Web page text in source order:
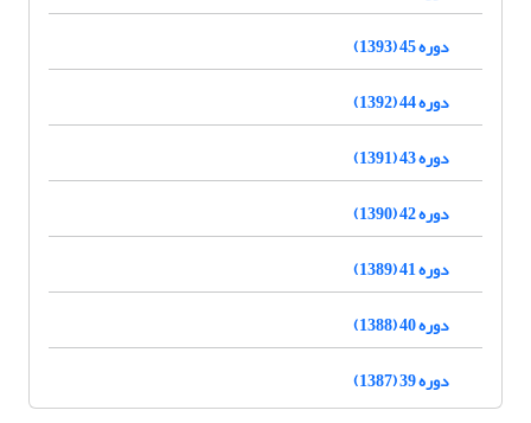
دوره 45 (1393)
دوره 44 (1392)
دوره 43 (1391)
دوره 42 (1390)
دوره 41 (1389)
دوره 40 (1388)
دوره 39 (1387)